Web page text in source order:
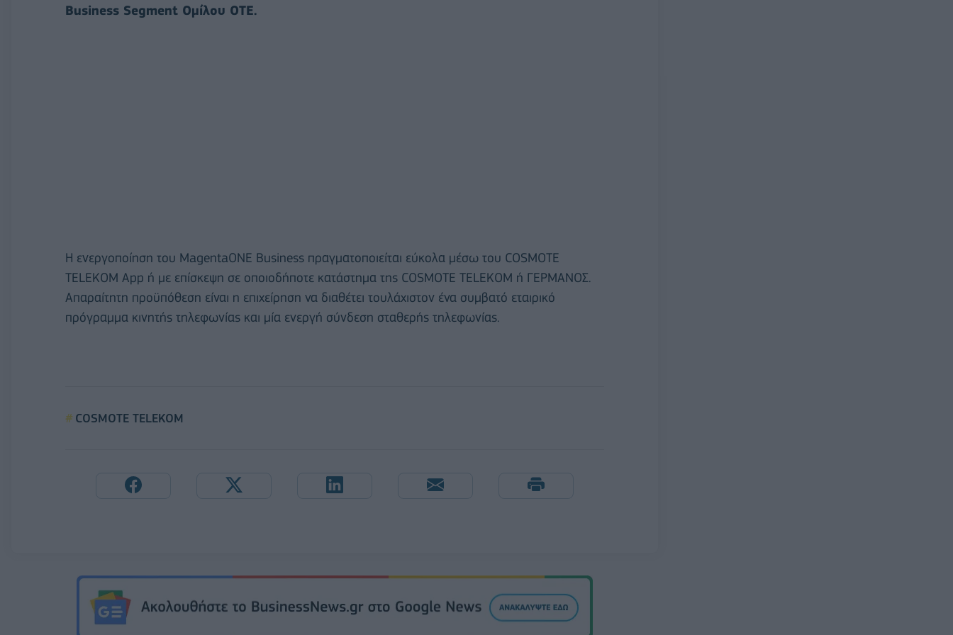
Business Segment Ομίλου ΟΤΕ.
Η ενεργοποίηση του MagentaONE Business πραγματοποιείται εύκολα μέσω του COSMOTE
TELEKOM App ή με επίσκεψη σε οποιοδήποτε κατάστημα της COSMOTE TELEKOM ή ΓΕΡΜΑΝΟΣ.
Απαραίτητη προϋπόθεση είναι η επιχείρηση να διαθέτει τουλάχιστον ένα συμβατό εταιρικό
πρόγραμμα κινητής τηλεφωνίας και μία ενεργή σύνδεση σταθερής τηλεφωνίας.
COSMOTE TELEKOM